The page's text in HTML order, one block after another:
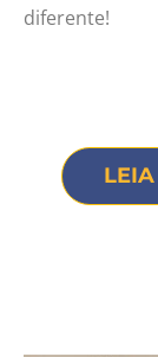
diferente!